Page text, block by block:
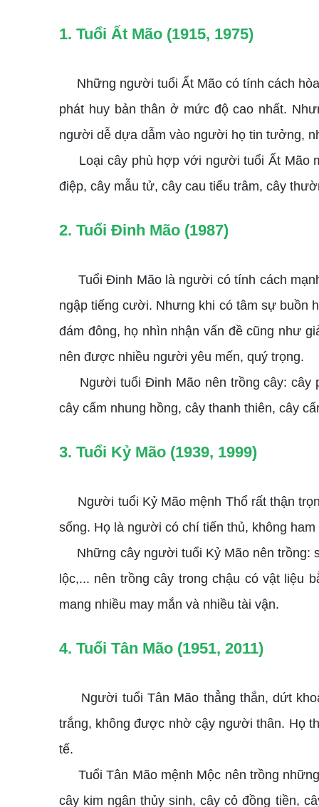
1. Tuổi Ất Mão (1915, 1975)
Những người tuổi Ất Mão có tính cách
phát huy bản thân ở mức độ cao nhất.
người dễ dựa dẫm vào người họ tin tưởng,
Loại cây phù hợp với người tuổi Ất Mão
điệp, cây mẫu tử, cây cau tiểu trâm, cây
2. Tuổi Đinh Mão (1987)
Tuổi Đinh Mão là người có tính cách
ngập tiếng cười. Nhưng khi có tâm sự buồn
đám đông, họ nhìn nhận vấn đề cũng như
nên được nhiều người yêu mến, quý trọng.
Người tuổi Đinh Mão nên trồng cây: cây
cây cẩm nhung hồng, cây thanh thiên, cây
3. Tuổi Kỷ Mão (1939, 1999)
Người tuổi Kỷ Mão mệnh Thổ rất thận
sống. Họ là người có chí tiến thủ, không
Những cây người tuổi Kỷ Mão nên trồng:
lộc,... nên trồng cây trong chậu có vật liệu
mang nhiều may mắn và nhiều tài vận.
4. Tuổi Tân Mão (1951, 2011)
Người tuổi Tân Mão thẳng thắn, dứt
trắng, không được nhờ cậy người thân. Họ
tế.
Tuổi Tân Mão mệnh Mộc nên trồng
cây kim ngân thủy sinh, cây cỏ đồng tiền,